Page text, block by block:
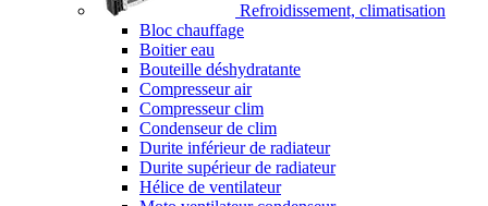
Refroidissement, climatisation
Bloc chauffage
Boitier eau
Bouteille déshydratante
Compresseur air
Compresseur clim
Condenseur de clim
Durite inférieur de radiateur
Durite supérieur de radiateur
Hélice de ventilateur